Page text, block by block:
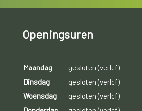
Openingsuren
Maandag
gesloten (verlof)
Dinsdag
gesloten (verlof)
Woensdag
gesloten (verlof)